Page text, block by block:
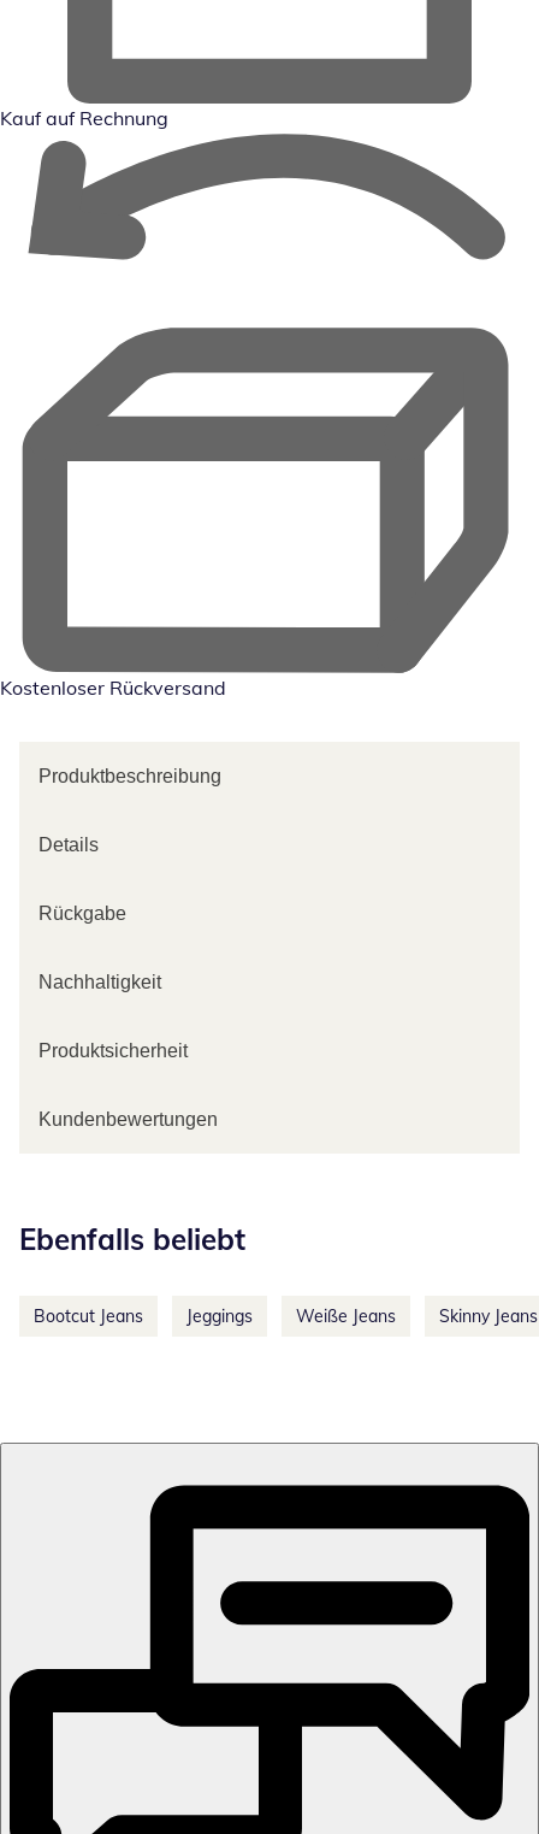
Kauf auf Rechnung
Kostenloser Rückversand
Produktbeschreibung
Details
Rückgabe
Nachhaltigkeit
Produktsicherheit
Kundenbewertungen
Ebenfalls beliebt
Bootcut Jeans Jeggings Weiße Jeans Skinny Jeans